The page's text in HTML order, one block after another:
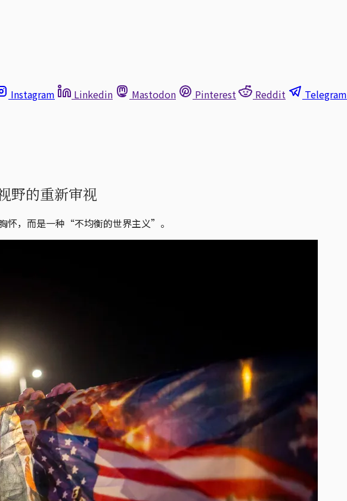
Instagram Linkedin Mastodon Pinterest Reddit Telegram
野的重新审视
怀，而是一种“不均衡的世界主义”。